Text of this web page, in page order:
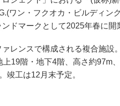
ワン・フクオカ・ビルディン
ドマークとして2025年春に開
レンスで構成される複合施設
19階・地下4階、高さ約97m
。竣工は12月末予定。